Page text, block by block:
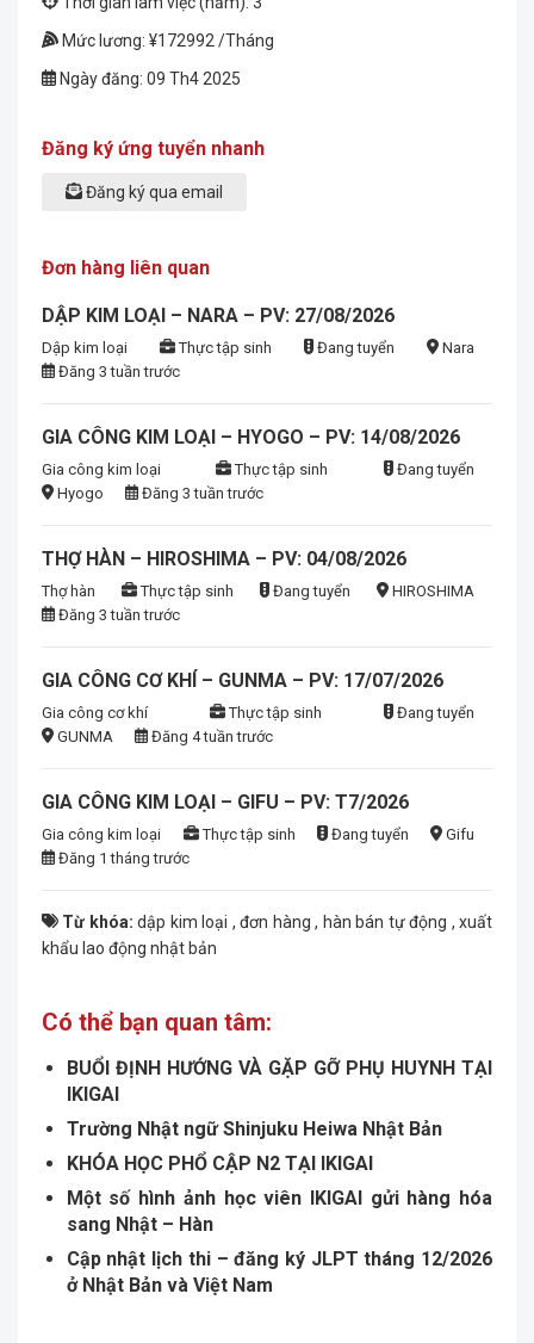
Mức lương: ¥172992 /Tháng
Ngày đăng: 09 Th4 2025
Đăng ký ứng tuyển nhanh
Đăng ký qua email
Đơn hàng liên quan
DẬP KIM LOẠI – NARA – PV: 27/08/2026
Dập kim loại Thực tập sinh Đang tuyển
Nara
Đăng 3 tuần trước
GIA CÔNG KIM LOẠI – HYOGO – PV: 14/08/2026
Gia công kim loại Thực tập sinh
Đang tuyển
Hyogo
Đăng 3 tuần trước
THỢ HÀN – HIROSHIMA – PV: 04/08/2026
Thợ hàn Thực tập sinh Đang tuyển
HIROSHIMA
Đăng 3 tuần trước
GIA CÔNG CƠ KHÍ – GUNMA – PV: 17/07/2026
Gia công cơ khí Thực tập sinh
Đang tuyển
GUNMA
Đăng 4 tuần trước
GIA CÔNG KIM LOẠI – GIFU – PV: T7/2026
Gia công kim loại Thực tập sinh Đang tuyển
Gifu
Đăng 1 tháng trước
Từ khóa: dập kim loại ,đơn hàng , hàn bán tự động ,xuất
khẩu lao động nhật bản
Có thể bạn quan tâm:
BUỔI ĐỊNH HƯỚNG VÀ GẶP GỠ PHỤ HUYNH TẠI
IKIGAI
Trường Nhật ngữ Shinjuku Heiwa Nhật Bản
KHÓA HỌC PHỔ CẬP N2 TẠI IKIGAI
Một số hình ảnh học viên IKIGAI gửi hàng hóa
sang Nhật – Hàn
Cập nhật lịch thi – đăng ký JLPT tháng 12/2026
ở Nhật Bản và Việt Nam